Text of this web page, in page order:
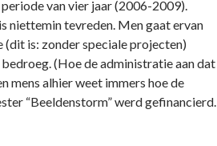
van vier jaar (2006-2009).
niettemin tevreden. Men gaat ervan
is: zonder speciale projecten)
(Hoe de administratie aan dat
mens alhier weet immers hoe de
“Beeldenstorm” werd gefinancierd.